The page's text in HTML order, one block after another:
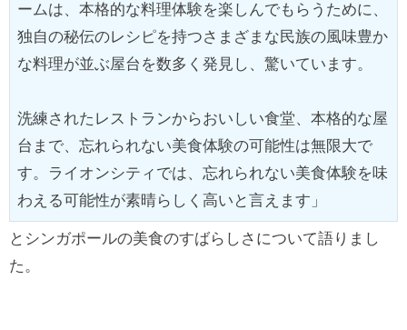
ームは、本格的な料理体験を楽しんでもらうために、
独自の秘伝のレシピを持つさまざまな民族の風味豊か
な料理が並ぶ屋台を数多く発見し、驚いています。
洗練されたレストランからおいしい食堂、本格的な屋
台まで、忘れられない美食体験の可能性は無限大で
す。ライオンシティでは、忘れられない美食体験を味
わえる可能性が素晴らしく高いと言えます」
とシンガポールの美食のすばらしさについて語りまし
た。